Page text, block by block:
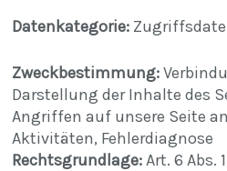
Datenkategorie:
Zweckbestimmung:
Darstellung der Inhalte des
Angriffen auf unsere Seite
Aktivitäten, Fehlerdiagnose
Rechtsgrundlage:Art. 6 Abs.